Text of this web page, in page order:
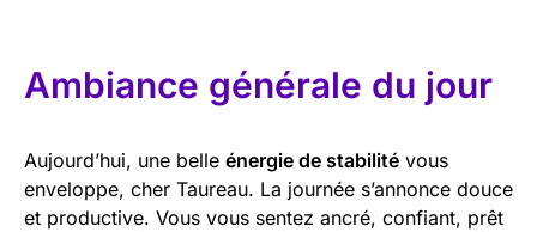
Ambiance générale du jour
Aujourd’hui, une belle énergie de stabilité vous
enveloppe, cher Taureau. La journée s’annonce douce
et productive. Vous vous sentez ancré, confiant, prêt